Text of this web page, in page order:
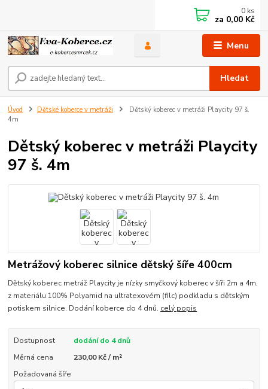
Menu
Hledat
0 ks
za 0,00 Kč
Úvod Dětské koberce v metráži
Dětský koberec v metráži Playcity 97 š.
4m
Dětský koberec v metráži Playcity
97 š. 4m
Metrážový koberec silnice dětský šíře 400cm
Dětský koberec metráž Playcity je nízky smyčkový koberec v šíři 2m a 4m,
z materiálu 100% Polyamid na ultratexovém (filc) podkladu s dětským
potiskem silnice. Dodání koberce do 4 dnů. celý popis
Dostupnost
dodání do 4 dnů
Měrná cena
230,00 Kč / m²
Požadovaná šíře